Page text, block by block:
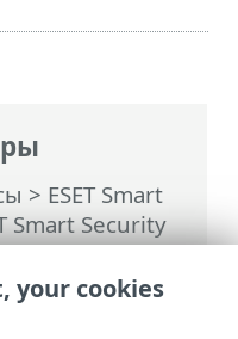
> ESET Smart
Smart Security
жұмыс істеу
> ESET Smart
your cookies